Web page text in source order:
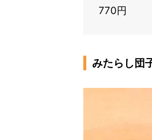
770円
みたらし団